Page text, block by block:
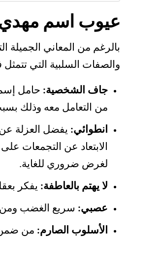
عيوب اسم
بالرغم من المعاني الجميلة
والصفات السلبية التي تتمثل
جاف الشخصية: حامل
من التعامل معه وذلك
انطوائي: يفضل العزلة
الابتعاد عن التجمعات
لغرض ضروري للغاية.
لا يهتم بالعاطفة: يفكر
عصبي: سريع الغضب ومن
الأسلوب الصارم: من ضمن